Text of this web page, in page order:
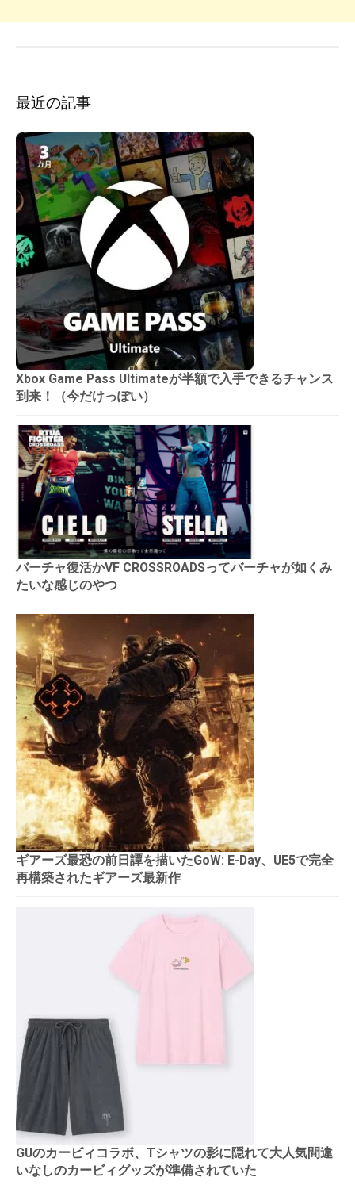
最近の記事
Xbox Game Pass Ultimateが半額で入手できるチャンス
到来！（今だけっぽい）
バーチャ復活かVF CROSSROADSってバーチャが如くみ
たいな感じのやつ
ギアーズ最恐の前日譚を描いたGoW: E-Day、UE5で完全
再構築されたギアーズ最新作
GUのカービィコラボ、Tシャツの影に隠れて大人気間違
いなしのカービィグッズが準備されていた